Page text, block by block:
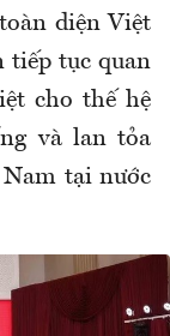
diện Việt
tiếp tục quan
cho thế hệ
và lan tỏa
tại nước